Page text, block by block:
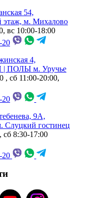
54,
м. Михалово
вс 10:00-18:00
20
4,
| ПОЛЫ м. Уручье
, сб 11:00-20:00,
20
9А,
гостинец
сб 8:30-17:00
20